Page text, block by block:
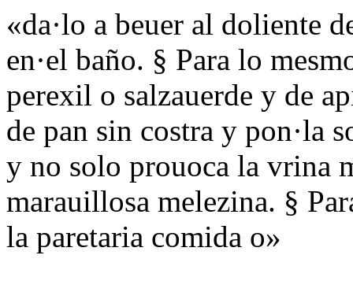
«da·lo a beuer al doliente
en·el baño. § Para lo
perexil o salzauerde y de
de pan sin costra y pon·la
y no solo prouoca la vrina
marauillosa melezina. §
la paretaria comida o»